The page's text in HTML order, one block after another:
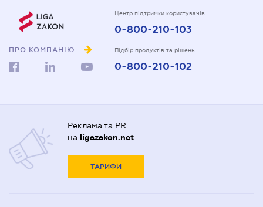
ПРО КОМПАНІЮ
Центр підтримки користувачів
0-800-210-103
Підбір продуктів та рішень
0-800-210-102
Реклама та PR
на ligazakon.net
ТАРИФИ